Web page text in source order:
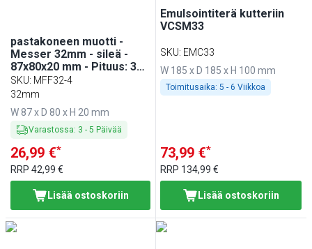
pastakoneen muotti -
Messer 32mm - sileä -
87x80x20 mm - Pituus: 32
mm - 4 tartalettia varten -
precise cutting
SKU: MFF32-4
32mm
W 87 x D 80 x H 20 mm
Varastossa: 3 - 5 Päivää
26,99 €*
RRP 42,99 €
Lisää ostoskoriin
Emulsointiterä kutteriin
VCSM33
SKU: EMC33
W 185 x D 185 x H 100 mm
Toimitusaika: 5 - 6 Viikkoa
73,99 €*
RRP 134,99 €
Lisää ostoskoriin